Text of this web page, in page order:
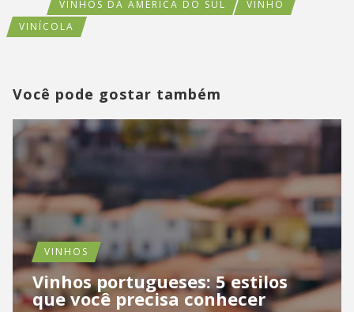
VINHOS DA AMÉRICA DO SUL
VINHO
VINÍCOLA
Você pode gostar também
VINHOS
Vinhos portugueses: 5 estilos
que você precisa conhecer